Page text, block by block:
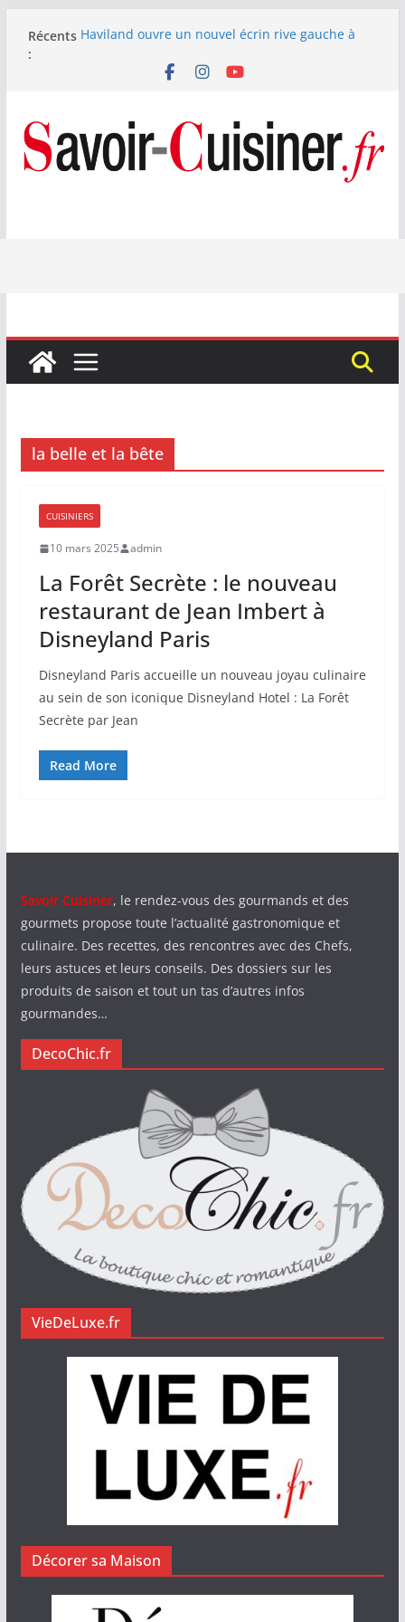
Récents
:
Haviland ouvre un nouvel écrin rive gauche à
Nous avons testé le four à pizza électrique
Little Ice 700 W
Fête des Pères : le digestif se fait gourmand avec
Laphroaig et Arnaud Larher
Catawiki met aux enchères un whisky japonais
la belle et la bête
CUISINIERS
10 mars 2025 admin
La Forêt Secrète : le nouveau
restaurant de Jean Imbert à
Disneyland Paris
Disneyland Paris accueille un nouveau joyau culinaire
au sein de son iconique Disneyland Hotel : La Forêt
Secrète par Jean
Read More
Savoir Cuisiner, le rendez-vous des gourmands et des
gourmets propose toute l’actualité gastronomique et
culinaire. Des recettes, des rencontres avec des Chefs,
leurs astuces et leurs conseils. Des dossiers sur les
produits de saison et tout un tas d’autres infos
gourmandes…
DecoChic.fr
VieDeLuxe.fr
Décorer sa Maison